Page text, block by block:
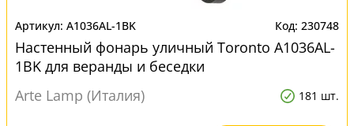
A1036AL-1BK 230748
Настенный фонарь уличный Toronto A1036AL-
1BK для веранды и беседки
Arte Lamp (Италия)
181 шт.